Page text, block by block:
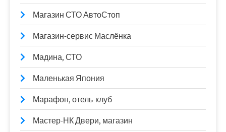
Магазин СТО АвтоСтоп
Магазин-сервис Маслёнка
Мадина, СТО
Маленькая Япония
Марафон, отель-клуб
Мастер-НК Двери, магазин